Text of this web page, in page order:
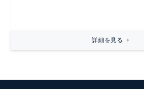
詳細を見る